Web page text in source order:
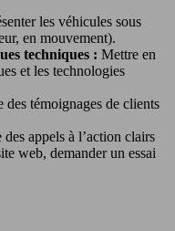
les véhicules sous
en mouvement).
techniques : Mettre en
et les technologies
des témoignages de clients
appels à l’action clairs
web, demander un essai